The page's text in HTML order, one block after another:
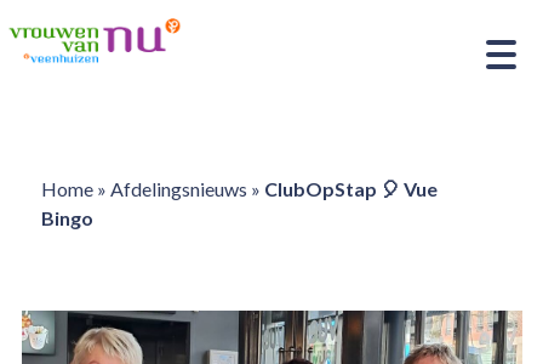
Home» Afdelingsnieuws » ClubOpStap 🎈 Vue
Bingo